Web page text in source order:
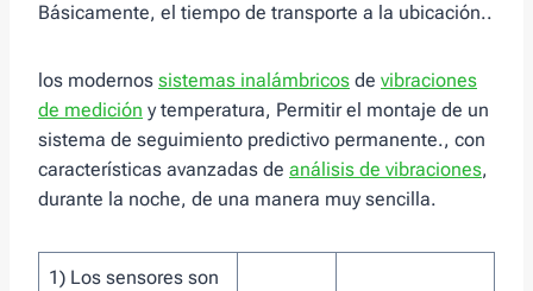
Básicamente, el tiempo de transporte a la ubicación..
los modernos sistemas inalámbricos de vibraciones
de medición y temperatura, Permitir el montaje de un
sistema de seguimiento predictivo permanente., con
características avanzadas de análisis de vibraciones,
durante la noche, de una manera muy sencilla.
1) Los sensores son